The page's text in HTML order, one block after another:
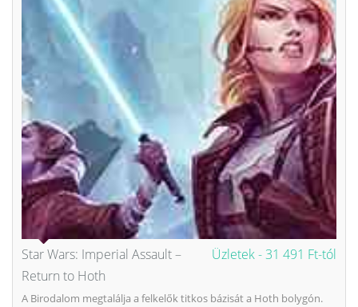
Üzletek -31 491 Ft-tól
Star Wars: Imperial Assault –
Return to Hoth
A Birodalom megtalálja a felkelők titkos bázisát a Hoth bolygón.